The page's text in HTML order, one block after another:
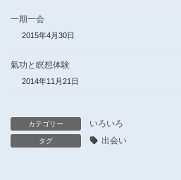
一期一会
2015年4月30日
氣功と瞑想体験
2014年11月21日
カテゴリー いろいろ
タグ 出会い